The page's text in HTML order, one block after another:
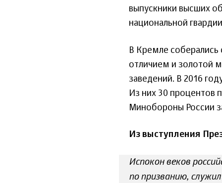
выпускники высших
национальной
В Кремле
отличием и золотой
заведений. В 2016
Из них 30 процентов
Минобороны России
Из выступления
Испокон веков
по призванию,